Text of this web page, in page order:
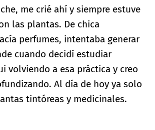
me crié ahí y siempre estuve
las plantas. De chica
perfumes, intentaba generar
cuando decidí estudiar
volviendo a esa práctica y creo
Al día de hoy ya solo
tintóreas y medicinales.